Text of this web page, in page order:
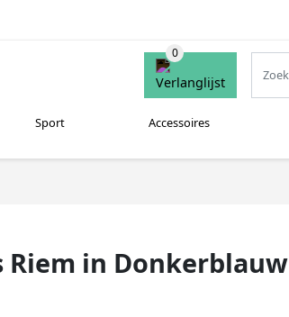
Sport Accessoires
Riem in Donkerblauw